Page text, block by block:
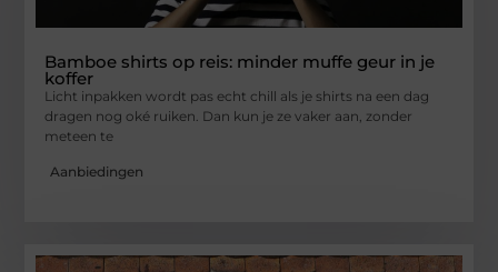
Bamboe shirts op reis: minder muffe geur in je
koffer
Licht inpakken wordt pas echt chill als je shirts na een dag
dragen nog oké ruiken. Dan kun je ze vaker aan, zonder
meteen te
Aanbiedingen